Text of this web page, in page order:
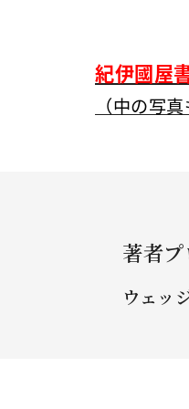
紀伊國屋
（中の写
著者
ウェッ